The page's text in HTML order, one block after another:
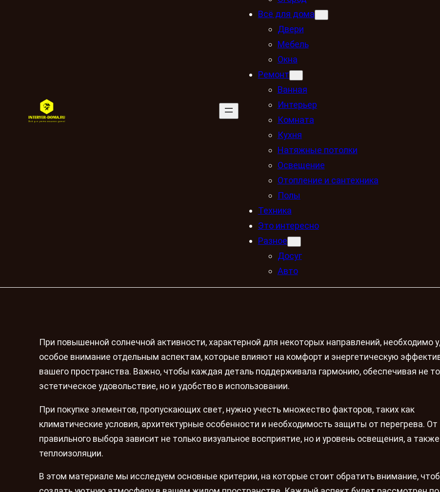
Всё для дома
Двери
Мебель
Окна
Ремонт
Ванная
Интерьер
Комната
Кухня
Натяжные потолки
Освещение
Отопление и сантехника
Полы
Техника
Это интересно
Разное
Досуг
Авто
При повышенной солнечной активности, характерной для некоторых направлений, необходимо
особое внимание отдельным аспектам, которые влияют на комфорт и энергетическую
вашего пространства. Важно, чтобы каждая деталь поддерживала гармонию, обеспечивая не
эстетическое удовольствие, но и удобство в использовании.
При покупке элементов, пропускающих свет, нужно учесть множество факторов, таких как
климатические условия, архитектурные особенности и необходимость защиты от перегрева. От
правильного выбора зависит не только визуальное восприятие, но и уровень освещения, а также
теплоизоляции.
В этом материале мы исследуем основные критерии, на которые стоит обратить внимание,